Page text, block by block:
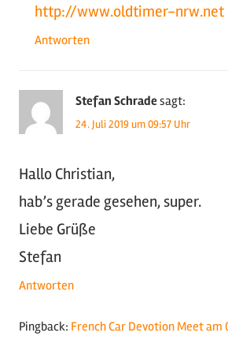
http://www.oldtimer-nrw.net
Antworten
Stefan Schradesagt:
24. Juli 2019 um 09:57 Uhr
Hallo Christian,
hab’s gerade gesehen, super.
Liebe Grüße
Stefan
Antworten
Pingback: French Car Devotion Meet am